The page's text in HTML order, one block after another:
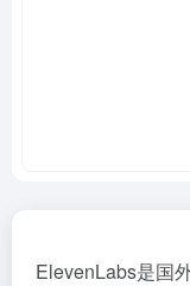
ElevenLabs是国